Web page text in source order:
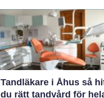
Tandläkare i Åhus så hittar
du rätt tandvård för